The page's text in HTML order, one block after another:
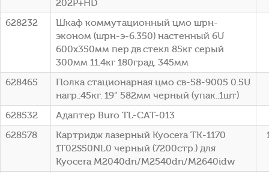
202P+HD
628232
Шкаф коммутационный цмо шрн-
эконом (шрн-э-6.350) настенный 6U
600x350мм пер.дв.стекл 85кг серый
300мм 11.4кг 180град. 345мм
628465
Полка стационарная цмо св-58-9005 0.5U
нагр.:45кг. 19" 582мм черный (упак.:1шт)
628532
Адаптер Buro TL-CAT-013
628578
Картридж лазерный Kyocera TK-1170
1T02S50NL0 черный (7200стр.) для
Kyocera M2040dn/M2540dn/M2640idw